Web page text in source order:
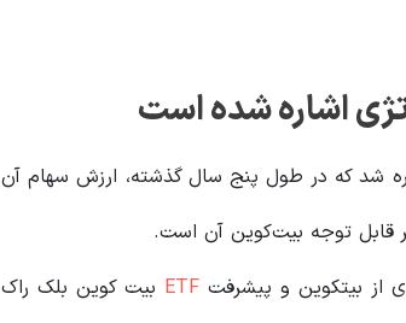
اشاره شده است
شد که در طول پنج سال گذشته، ارزش سهام آن
از بیتکوین و پیشرفت ETF بیت کوین بلک راک